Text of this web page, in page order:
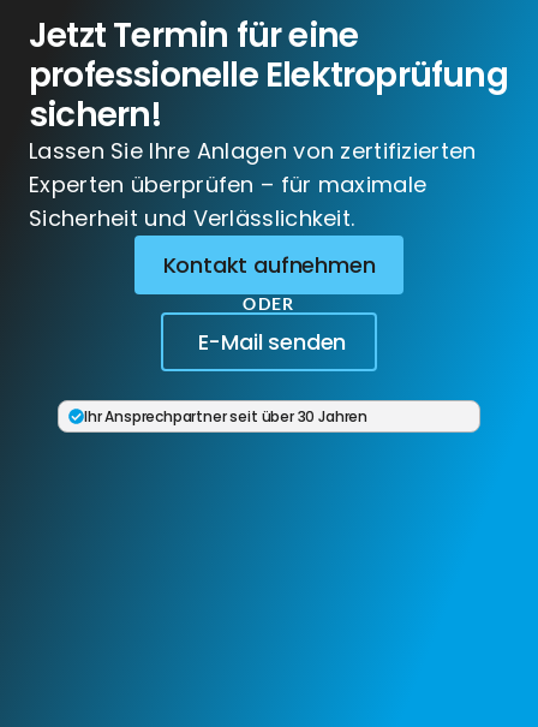
Jetzt Termin für eine
professionelle Elektroprüfung
sichern!
Lassen Sie Ihre Anlagen von zertifizierten
Experten überprüfen – für maximale
Sicherheit und Verlässlichkeit.
Kontakt aufnehmen
ODER
E-Mail senden
Ihr Ansprechpartner seit über 30 Jahren